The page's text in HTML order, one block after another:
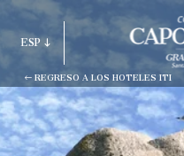
REGRESO A LOS HOTELES ITI
ESP
ITA
ENG
FRA
DEU
ESTRUCTURA